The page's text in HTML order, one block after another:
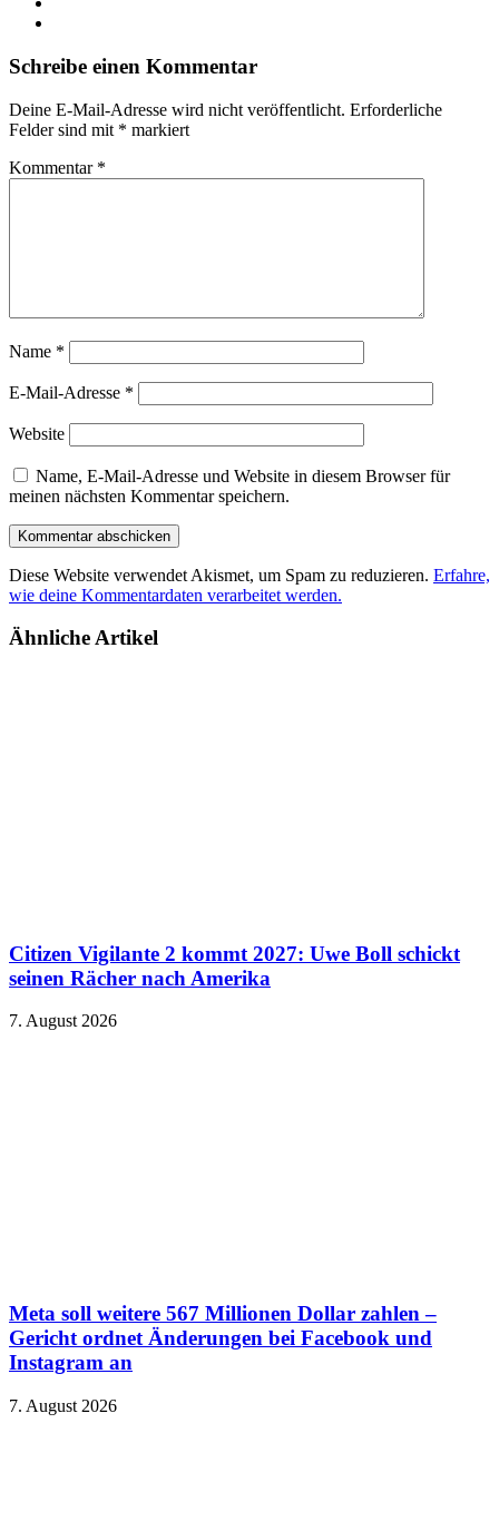
Schreibe einen Kommentar
Deine E-Mail-Adresse wird nicht veröffentlicht. Erforderliche
Felder sind mit * markiert
Kommentar *
Name *
E-Mail-Adresse *
Website
Name, E-Mail-Adresse und Website in diesem Browser für
meinen nächsten Kommentar speichern.
Diese Website verwendet Akismet, um Spam zu reduzieren. Erfahre,
wie deine Kommentardaten verarbeitet werden.
Ähnliche Artikel
Citizen Vigilante 2 kommt 2027: Uwe Boll schickt
seinen Rächer nach Amerika
7. August 2026
Meta soll weitere 567 Millionen Dollar zahlen –
Gericht ordnet Änderungen bei Facebook und
Instagram an
7. August 2026